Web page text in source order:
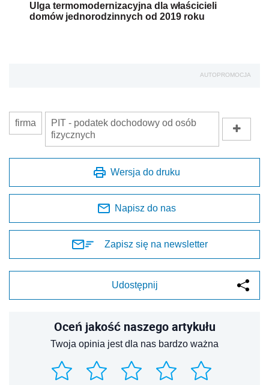
Ulga termomodernizacyjna dla właścicieli
domów jednorodzinnych od 2019 roku
AUTOPROMOCJA
firma
PIT - podatek dochodowy od osób
fizycznych
Wersja do druku
Napisz do nas
Zapisz się na newsletter
Udostępnij
Oceń jakość naszego artykułu
Twoja opinia jest dla nas bardzo ważna